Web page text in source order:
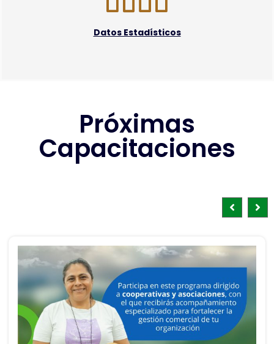
Datos Estadísticos
Próximas
Capacitaciones